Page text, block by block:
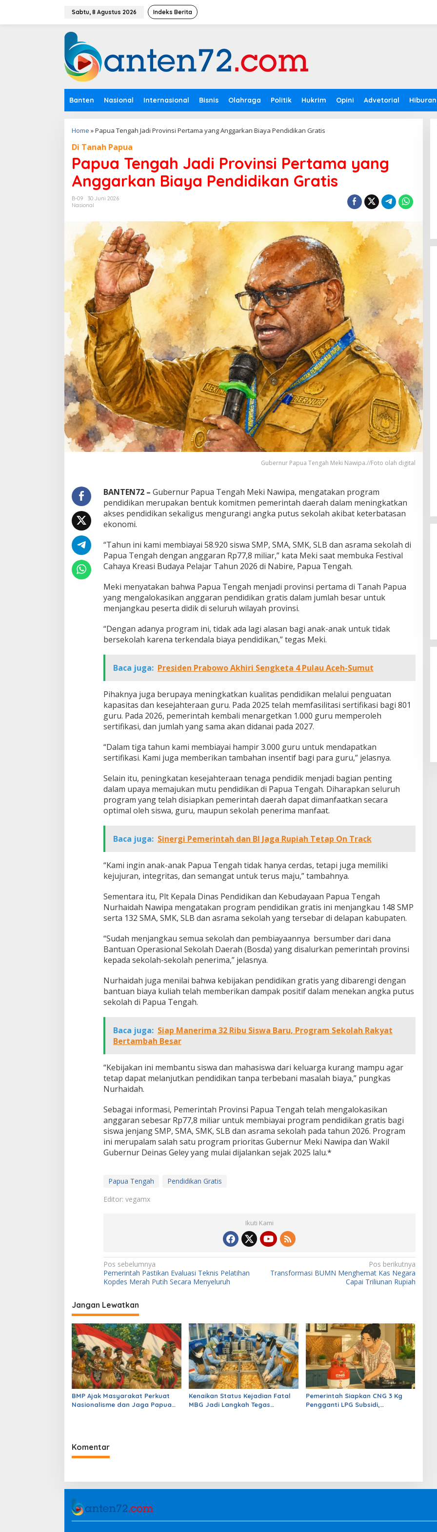
Sabtu, 8 Agustus 2026 Indeks Berita
Banten Nasional Internasional Bisnis Olahraga Politik Hukrim Opini Advetorial Hiburan
Home »Papua Tengah Jadi Provinsi Pertama yang Anggarkan Biaya Pendidikan Gratis
Di Tanah Papua
Papua Tengah Jadi Provinsi Pertama yang
Anggarkan Biaya Pendidikan Gratis
B-09
30 Juni 2026
Nasional
Gubernur Papua Tengah Meki Nawipa.//Foto olah digital
BANTEN72 – Gubernur Papua Tengah Meki Nawipa, mengatakan program
pendidikan merupakan bentuk komitmen pemerintah daerah dalam meningkatkan
akses pendidikan sekaligus mengurangi angka putus sekolah akibat keterbatasan
ekonomi.
“Tahun ini kami membiayai 58.920 siswa SMP, SMA, SMK, SLB dan asrama sekolah di
Papua Tengah dengan anggaran Rp77,8 miliar,” kata Meki saat membuka Festival
Cahaya Kreasi Budaya Pelajar Tahun 2026 di Nabire, Papua Tengah.
Meki menyatakan bahwa Papua Tengah menjadi provinsi pertama di Tanah Papua
yang mengalokasikan anggaran pendidikan gratis dalam jumlah besar untuk
menjangkau peserta didik di seluruh wilayah provinsi.
“Dengan adanya program ini, tidak ada lagi alasan bagi anak-anak untuk tidak
bersekolah karena terkendala biaya pendidikan,” tegas Meki.
Baca juga: Presiden Prabowo Akhiri Sengketa 4 Pulau Aceh-Sumut
Pihaknya juga berupaya meningkatkan kualitas pendidikan melalui penguatan
kapasitas dan kesejahteraan guru. Pada 2025 telah memfasilitasi sertifikasi bagi 801
guru. Pada 2026, pemerintah kembali menargetkan 1.000 guru memperoleh
sertifikasi, dan jumlah yang sama akan didanai pada 2027.
“Dalam tiga tahun kami membiayai hampir 3.000 guru untuk mendapatkan
sertifikasi. Kami juga memberikan tambahan insentif bagi para guru,” jelasnya.
Selain itu, peningkatan kesejahteraan tenaga pendidik menjadi bagian penting
dalam upaya memajukan mutu pendidikan di Papua Tengah. Diharapkan seluruh
program yang telah disiapkan pemerintah daerah dapat dimanfaatkan secara
optimal oleh siswa, guru, maupun sekolah penerima manfaat.
Baca juga: Sinergi Pemerintah dan BI Jaga Rupiah Tetap On Track
“Kami ingin anak-anak Papua Tengah tidak hanya cerdas, tetapi juga memiliki
kejujuran, integritas, dan semangat untuk terus maju,” tambahnya.
Sementara itu, Plt Kepala Dinas Pendidikan dan Kebudayaan Papua Tengah
Nurhaidah Nawipa mengatakan program pendidikan gratis ini menjangkau 148 SMP
serta 132 SMA, SMK, SLB dan asrama sekolah yang tersebar di delapan kabupaten.
“Sudah menjangkau semua sekolah dan pembiayaannya bersumber dari dana
Bantuan Operasional Sekolah Daerah (Bosda) yang disalurkan pemerintah provinsi
kepada sekolah-sekolah penerima,” jelasnya.
Nurhaidah juga menilai bahwa kebijakan pendidikan gratis yang dibarengi dengan
bantuan biaya kuliah telah memberikan dampak positif dalam menekan angka putus
sekolah di Papua Tengah.
Baca juga: Siap Manerima 32 Ribu Siswa Baru, Program Sekolah Rakyat
Bertambah Besar
“Kebijakan ini membantu siswa dan mahasiswa dari keluarga kurang mampu agar
tetap dapat melanjutkan pendidikan tanpa terbebani masalah biaya,” pungkas
Nurhaidah.
Sebagai informasi, Pemerintah Provinsi Papua Tengah telah mengalokasikan
anggaran sebesar Rp77,8 miliar untuk membiayai program pendidikan gratis bagi
siswa jenjang SMP, SMA, SMK, SLB dan asrama sekolah pada tahun 2026. Program
ini merupalam salah satu program prioritas Gubernur Meki Nawipa dan Wakil
Gubernur Deinas Geley yang mulai dijalankan sejak 2025 lalu.*
Papua Tengah
Pendidikan Gratis
Editor: vegamx
Ikuti Kami
N
a
i
g
a
s
i
p
o
s
Pos sebelumnya
Pemerintah Pastikan Evaluasi Teknis Pelatihan
Kopdes Merah Putih Secara Menyeluruh
Pos berikutnya
Transformasi BUMN Menghemat Kas Negara
Capai Triliunan Rupiah
Jangan Lewatkan
BMP Ajak Masyarakat Perkuat
Nasionalisme dan Jaga Papua
Kenaikan Status Kejadian Fatal
MBG Jadi Langkah Tegas
Pemerintah Siapkan CNG 3 Kg
Pengganti LPG Subsidi,
Komentar
B50 Diperluas Bertahap,
Nobar Final Piala Dunia FIFA 2026,
Legislator Yangto Prediksi